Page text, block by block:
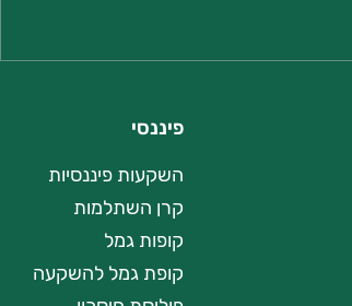
פיננסי
השקעות פיננסיות
קרן השתלמות
קופות גמל
קופת גמל להשקעה